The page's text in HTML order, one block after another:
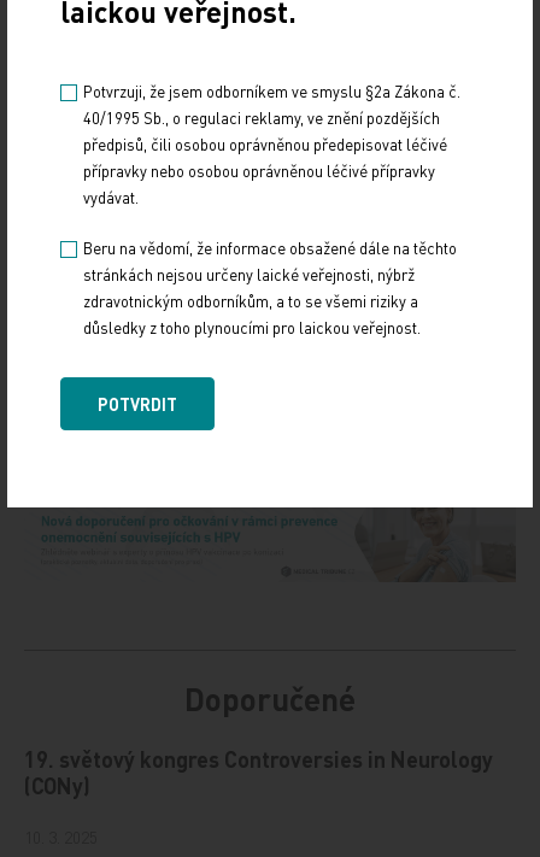
Zdroj: ČTK
Sdílejte článek
Doporučené
19. světový kongres Controversies in Neurology
(CONy)
laickou veřejnost.
Potvrzuji, že jsem odborníkem ve smyslu §2a Zákona č.
40/1995 Sb., o regulaci reklamy, ve znění pozdějších
předpisů, čili osobou oprávněnou předepisovat léčivé
přípravky nebo osobou oprávněnou léčivé přípravky
vydávat.
Beru na vědomí, že informace obsažené dále na těchto
stránkách nejsou určeny laické veřejnosti, nýbrž
zdravotnickým odborníkům, a to se všemi riziky a
důsledky z toho plynoucími pro laickou veřejnost.
POTVRDIT